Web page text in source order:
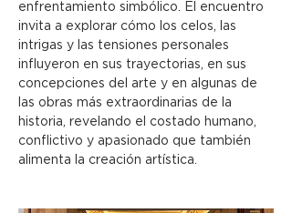
enfrentamiento simbólico. El encuentro
invita a explorar cómo los celos, las
intrigas y las tensiones personales
influyeron en sus trayectorias, en sus
concepciones del arte y en algunas de
las obras más extraordinarias de la
historia, revelando el costado humano,
conflictivo y apasionado que también
alimenta la creación artística.